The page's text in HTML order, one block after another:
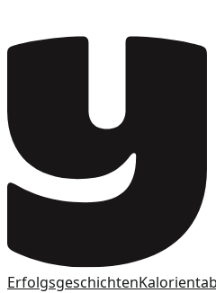
Erfolgsgeschichten